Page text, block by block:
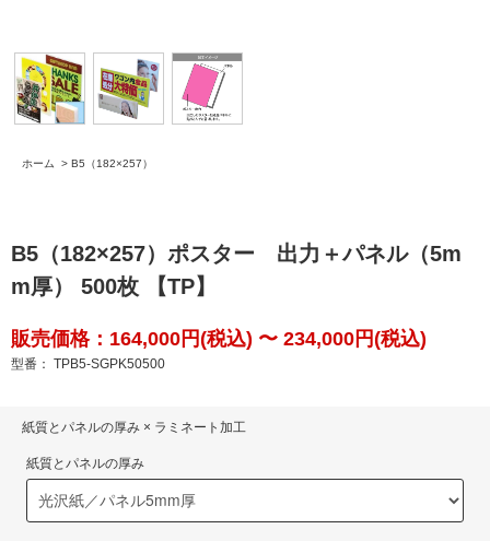
ホーム > B5（182×257）
B5（182×257）ポスター 出力＋パネル（5m
m厚） 500枚 【TP】
販売価格：164,000円(税込) 〜 234,000円(税込)
型番： TPB5-SGPK50500
紙質とパネルの厚み × ラミネート加工
紙質とパネルの厚み